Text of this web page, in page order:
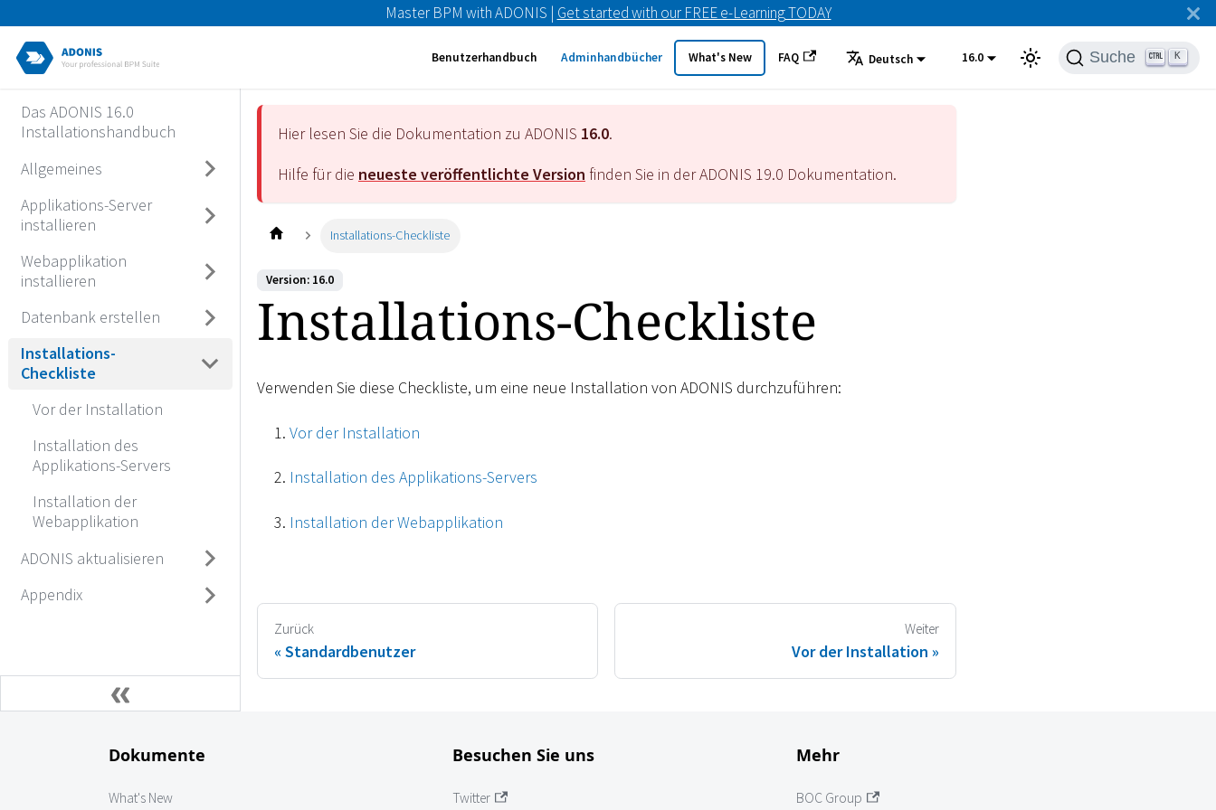
Master BPM with ADONIS | Get started with our FREE e-Learning TODAY
Benutzerhandbuch Adminhandbücher What's New FAQ Deutsch 16.0 Suche K
Das ADONIS 16.0
Installationshandbuch
Allgemeines
Applikations-Server
installieren
Webapplikation
installieren
Datenbank erstellen
Installations-
Checkliste
Vor der Installation
Installation des
Applikations-Servers
Installation der
Webapplikation
ADONIS aktualisieren
Appendix
Hier lesen Sie die Dokumentation zu ADONIS 16.0.
Hilfe für die neueste veröffentlichte Version finden Sie in der ADONIS 19.0 Dokumentation.
Installations-Checkliste
Version: 16.0
Installations-Checkliste
Verwenden Sie diese Checkliste, um eine neue Installation von ADONIS durchzuführen:
Vor der Installation
Installation des Applikations-Servers
Installation der Webapplikation
Zurück
Standardbenutzer
Weiter
Vor der Installation
Dokumente
What's New
Besuchen Sie uns
Twitter
Mehr
BOC Group